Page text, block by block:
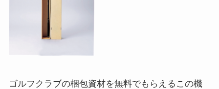
ゴルフクラブの梱包資材を無料でもらえるこの機